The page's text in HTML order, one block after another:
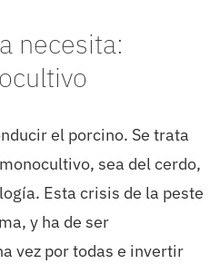
necesita:
el porcino. Se trata
sea del cerdo,
Esta crisis de la peste
y ha de ser
vez por todas e invertir